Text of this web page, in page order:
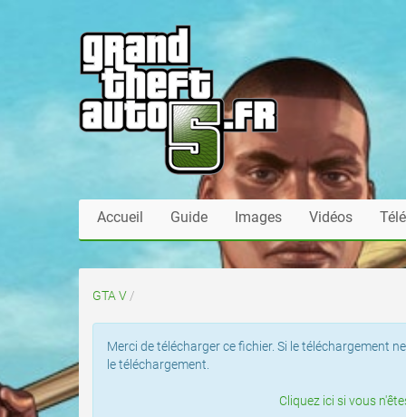
Accueil Guide Images Vidéos
GTA V /
Merci de télécharger ce fichier. Si le téléchargement
le téléchargement.
Cliquez ici si vous